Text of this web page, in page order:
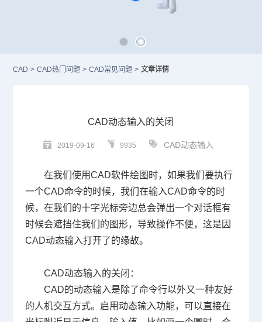
CAD > CAD热门问题 > CAD常见问题 > 文章详情
CAD动态输入的关闭
2019-09-16 9935 CAD动态输入
在我们使用CAD软件绘图时，如果我们要执行
一个CAD命令的时候，我们在输入CAD命令的时
候，在我们的十字光标旁边总会弹出一个对话框有
时候会遮挡住我们的图形，导致操作不便，这是因
CAD动态输入打开了的缘故。
CAD动态输入的关闭：
CAD的动态输入是除了命令行以外又一种友好
的人机交互方式。启用动态输入功能，可以直接在